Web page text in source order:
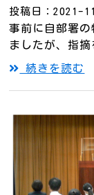
投稿日：2021-
事前に自部署の
ましたが、指
続きを読む